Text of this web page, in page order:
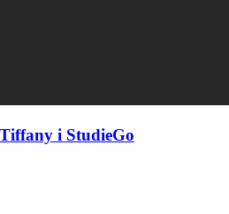
i StudieGo